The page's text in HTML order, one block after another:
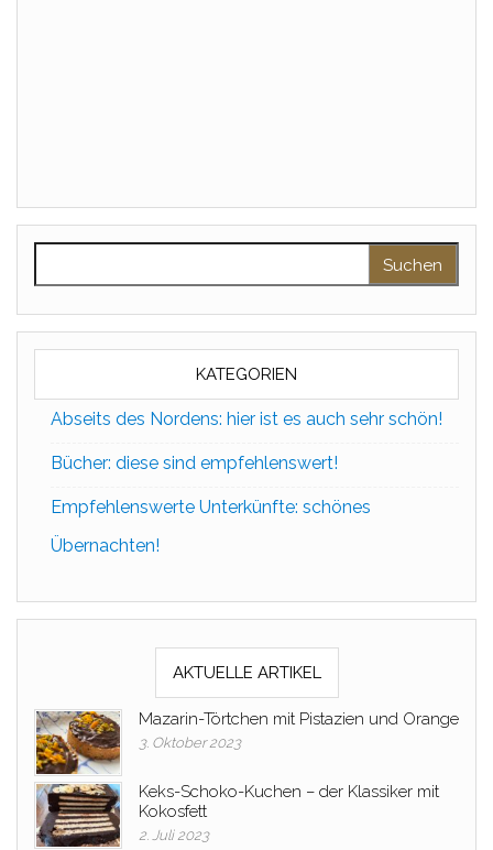
KATEGORIEN
Abseits des Nordens: hier ist es auch sehr schön!
Bücher: diese sind empfehlenswert!
Empfehlenswerte Unterkünfte: schönes
Übernachten!
AKTUELLE ARTIKEL
Mazarin-Törtchen mit Pistazien und Orange
3. Oktober 2023
Keks-Schoko-Kuchen – der Klassiker mit
Kokosfett
2. Juli 2023